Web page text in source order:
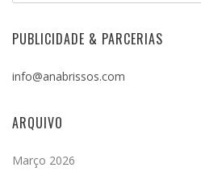
PUBLICIDADE & PARCERIAS
info@anabrissos.com
ARQUIVO
Março 2026